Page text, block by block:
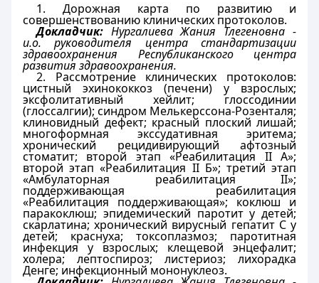
1. Дорожная карта по развитию и
совершенствованию клинических протоколов.
Докладчик: Нургалиева Жания Тлегеновна -
и.о. руководителя центра стандартизации
здравоохранения Республиканского центра
развития здравоохранения.
2. Рассмотрение клинических протоколов:
цистный эхинококкоз (печени) у взрослых;
эксфолитативный хейлит; глоссодинии
(глоссалгии); синдром Мелькерссона-Розенталя;
клиновидный дефект; красный плоский лишай;
многоформная экссудативная эритема;
хронический рецидивирующий афтозный
стоматит; второй этап «Реабилитация II А»;
второй этап «Реабилитация II Б»; третий этап
«Амбулаторная реабилитация II»;
поддерживающая реабилитация
«Реабилитация поддерживающая»; коклюш и
паракоклюш; эпидемический паротит у детей;
скарлатина; хронический вирусный гепатит С у
детей; краснуха; токсоплазмоз; паротитная
инфекция у взрослых; клещевой энцефалит;
холера; лептоспироз; листериоз; лихорадка
Денге; инфекционный мононуклеоз.